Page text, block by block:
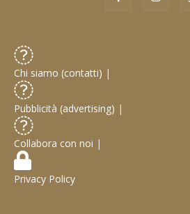
Chi siamo (contatti) |
Pubblicità (advertising) |
Collabora con noi |
Privacy Policy